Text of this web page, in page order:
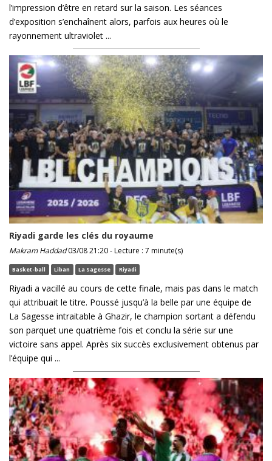
l’impression d’être en retard sur la saison. Les séances
d’exposition s’enchaînent alors, parfois aux heures où le
rayonnement ultraviolet ...
Riyadi garde les clés du royaume
Makram Haddad03/08 21:20 - Lecture : 7 minute(s)
Basket-ball Liban La Sagesse Riyadi
Riyadi a vacillé au cours de cette finale, mais pas dans le match
qui attribuait le titre. Poussé jusqu’à la belle par une équipe de
La Sagesse intraitable à Ghazir, le champion sortant a défendu
son parquet une quatrième fois et conclu la série sur une
victoire sans appel. Après six succès exclusivement obtenus par
l’équipe qui ...